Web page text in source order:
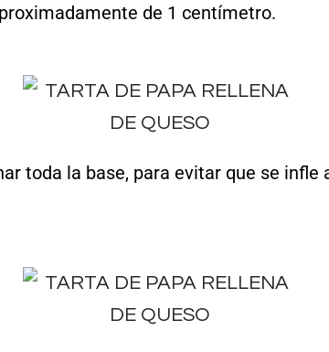
de 1 centímetro.
toda la base, para evitar que se infle